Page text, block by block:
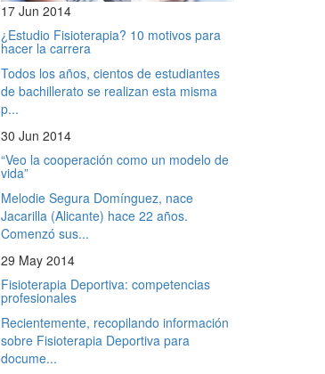
17 Jun 2014
¿Estudio Fisioterapia? 10 motivos para
hacer la carrera
Todos los años, cientos de estudiantes
de bachillerato se realizan esta misma
p...
30 Jun 2014
“Veo la cooperación como un modelo de
vida”
Melodie Segura Domínguez, nace
Jacarilla (Alicante) hace 22 años.
Comenzó sus...
29 May 2014
Fisioterapia Deportiva: competencias
profesionales
Recientemente, recopilando información
sobre Fisioterapia Deportiva para
docume...